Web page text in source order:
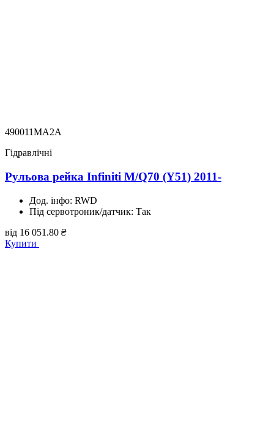
490011MA2A
Гідравлічні
Рульова рейка Infiniti M/Q70 (Y51) 2011-
Дод. інфо: RWD
Під сервотроник/датчик: Так
від 16 051.80 ₴
Купити